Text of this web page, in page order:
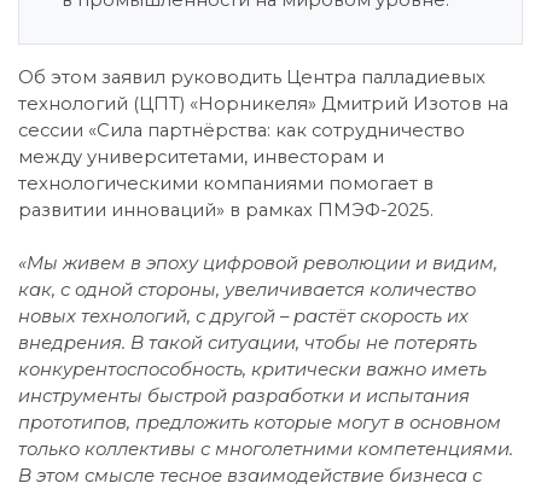
Об этом заявил руководить Центра палладиевых
технологий (ЦПТ) «Норникеля» Дмитрий Изотов на
сессии «Сила партнёрства: как сотрудничество
между университетами, инвесторам и
технологическими компаниями помогает в
развитии инноваций» в рамках ПМЭФ-2025.
«Мы живем в эпоху цифровой революции и видим,
как, с одной стороны, увеличивается количество
новых технологий, с другой – растёт скорость их
внедрения. В такой ситуации, чтобы не потерять
конкурентоспособность, критически важно иметь
инструменты быстрой разработки и испытания
прототипов, предложить которые могут в основном
только коллективы с многолетними компетенциями.
В этом смысле тесное взаимодействие бизнеса с